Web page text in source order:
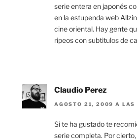
serie entera en japonés
en la estupenda web
cine oriental. Hay gente
ripeos con subtitulos de
Claudio Perez
AGOSTO 21, 2009 A LAS
Si te ha gustado te
serie completa. Por